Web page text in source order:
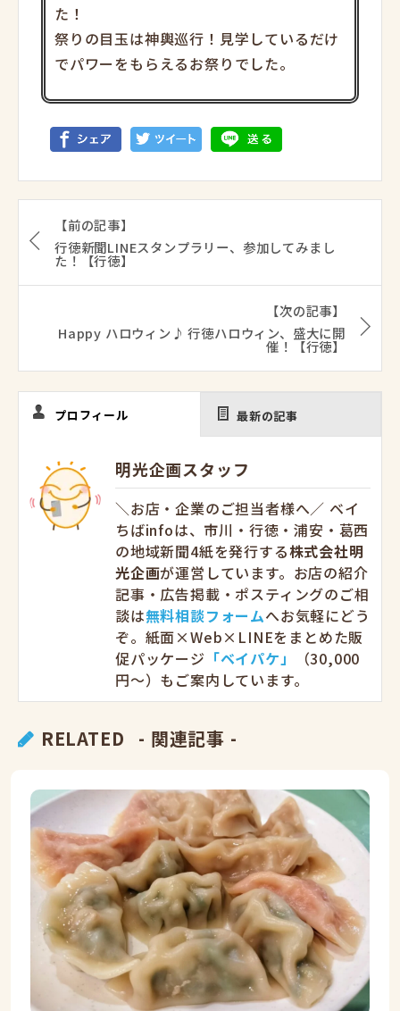
た！
祭りの目玉は神輿巡行！見学しているだけ
でパワーをもらえるお祭りでした。
【前の記事】
行徳新聞LINEスタンプラリー、参加してみまし
た！【行徳】
【次の記事】
Happy ハロウィン♪ 行徳ハロウィン、盛大に開
催！【行徳】
プロフィール 最新の記事
明光企画スタッフ
＼お店・企業のご担当者様へ／ ベイ
ちばinfoは、市川・行徳・浦安・葛西
の地域新聞4紙を発行する株式会社明
光企画が運営しています。お店の紹介
記事・広告掲載・ポスティングのご相
談は無料相談フォームへお気軽にどう
ぞ。紙面×Web×LINEをまとめた販
促パッケージ 「ベイパケ」
（30,000
円〜）もご案内しています。
RELATED - 関連記事 -